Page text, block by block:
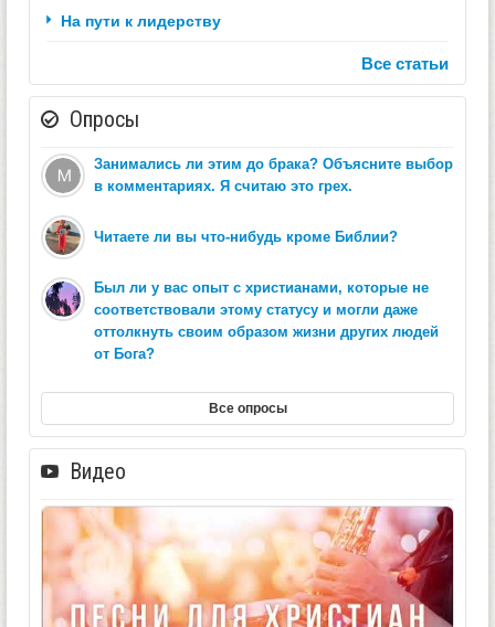
На пути к лидерству
Все статьи
Опросы
Занимались ли этим до брака? Объясните выбор
в комментариях. Я считаю это грех.
Читаете ли вы что-нибудь кроме Библии?
Был ли у вас опыт с христианами, которые не
соответствовали этому статусу и могли даже
оттолкнуть своим образом жизни других людей
от Бога?
Все опросы
Видео